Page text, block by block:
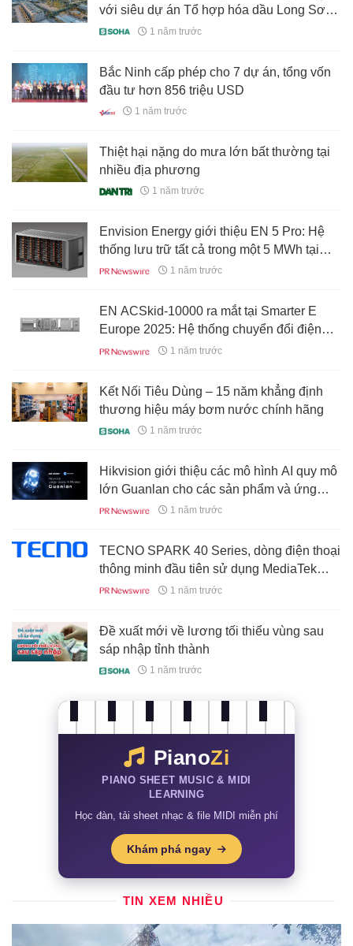
với siêu dự án Tổ hợp hóa dầu Long Sơn
5 tỷ USD tại Việt Nam
1 năm trước
Bắc Ninh cấp phép cho 7 dự án, tổng vốn
đầu tư hơn 856 triệu USD
1 năm trước
Thiệt hại nặng do mưa lớn bất thường tại
nhiều địa phương
1 năm trước
Envision Energy giới thiệu EN 5 Pro: Hệ
thống lưu trữ tất cả trong một 5 MWh tại
Smarter E Europe 2025
1 năm trước
EN ACSkid-10000 ra mắt tại Smarter E
Europe 2025: Hệ thống chuyển đổi điện
năng tạo lưới thế hệ mới của Envision
1 năm trước
Kết Nối Tiêu Dùng – 15 năm khẳng định
thương hiệu máy bơm nước chính hãng
1 năm trước
Hikvision giới thiệu các mô hình AI quy mô
lớn Guanlan cho các sản phẩm và ứng
dụng AIoT thế hệ mới
1 năm trước
TECNO SPARK 40 Series, dòng điện thoại
thông minh đầu tiên sử dụng MediaTek
Helio G200 sẵn sàng ra mắt toàn cầu
1 năm trước
Đề xuất mới về lương tối thiểu vùng sau
sáp nhập tỉnh thành
1 năm trước
PianoZi
PIANO SHEET MUSIC & MIDI
LEARNING
Học đàn, tải sheet nhạc & file MIDI miễn phí
Khám phá ngay
TIN XEM NHIỀU